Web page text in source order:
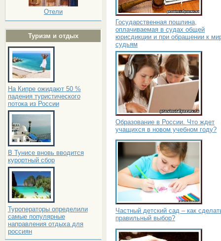
Отели
Туризм и отдых
На Кипре ожидают 50 %
падения туристического
потока из России
В Тунисе вновь вводится
курортный сбор
Туроператоры определили
самые популярные
направления отдыха для
россиян
Государственная пошлина,
оплачиваемая в судах общей
юрисдикции и при обращении к
судьям
Образование в России. Что ждет
учащихся в новом учебном году?
Частный детский сад – как
правильный выбор?